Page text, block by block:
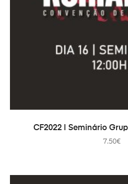
CF2022 | Seminário
7.50€